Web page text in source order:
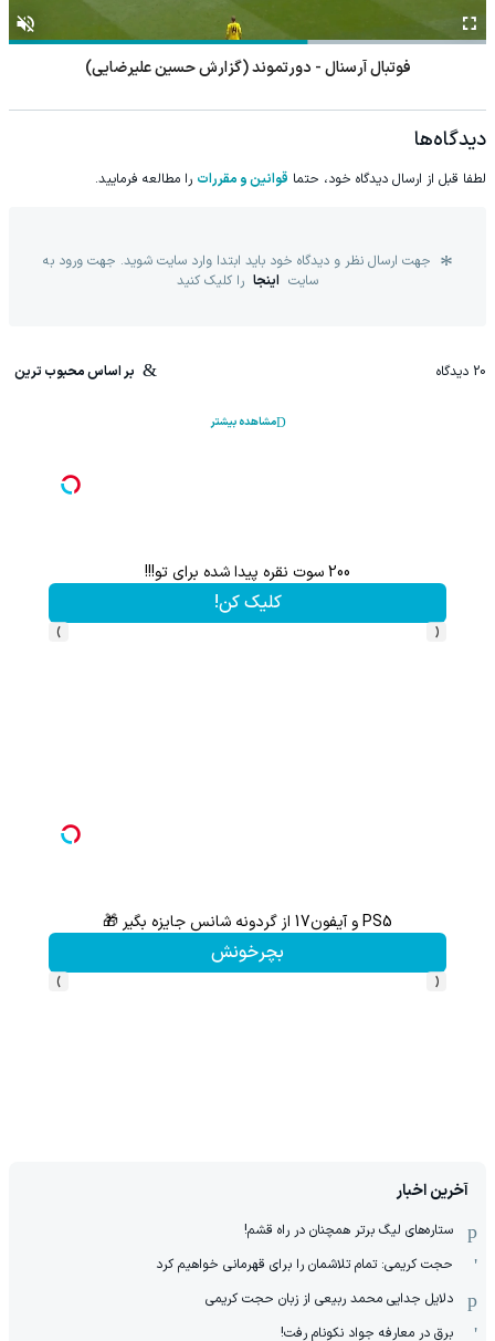
فوتبال آرسنال - دورتموند (گزارش حسین علیرضایی)
دیدگاه‌ها
لطفا قبل از ارسال دیدگاه خود، حتما قوانین و مقررات را مطالعه فرمایید.
جهت ارسال نظر و دیدگاه خود باید ابتدا وارد سایت شوید. جهت ورود به
سایت اینجا را کلیک کنید
20 دیدگاه بر اساس محبوب ترین
مشاهده بیشتر
200 سوت نقره پیدا شده برای تو!!!
کلیک کن!
‹
›
PS5 و آیفون17 از گردونه شانس جایزه بگیر 🎁
بچرخونش
‹
›
آخرین اخبار
ستاره‌های لیگ برتر همچنان در راه قشم!
حجت کریمی: تمام تلاشمان را برای قهرمانی خواهیم کرد
دلایل جدایی محمد ربیعی از زبان حجت کریمی
برق در معارفه جواد نکونام رفت!